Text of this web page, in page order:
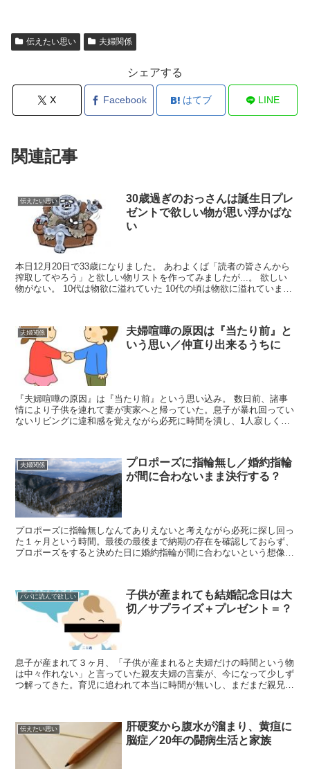
伝えたい思い 夫婦関係
シェアする
X Facebook はてブ LINE
関連記事
伝えたい思い
30歳過ぎのおっさんは誕生日プレ
ゼントで欲しい物が思い浮かばな
い
本日12月20日で33歳になりました。 あわよくば「読者の皆さんから
搾取してやろう」と欲しい物リストを作ってみましたが...。 欲しい
物がない。 10代は物欲に溢れていた 10代の頃は物欲に溢れていまし
夫婦関係
夫婦喧嘩の原因は『当たり前』と
いう思い／仲直り出来るうちに
『夫婦喧嘩の原因』は『当たり前』という思い込み。 数日前、諸事
情により子供を連れて妻が実家へと帰っていた。息子が暴れ回ってい
ないリビングに違和感を覚えながら必死に時間を潰し、1人寂しくお
夫婦関係
プロポーズに指輪無し／婚約指輪
が間に合わないまま決行する？
プロポーズに指輪無しなんてありえないと考えながら必死に探し回っ
た１ヶ月という時間。最後の最後まで納期の存在を確認しておらず、
プロポーズをすると決めた日に婚約指輪が間に合わないという想像も
パパに読んで欲しい
子供が産まれても結婚記念日は大
切／サプライズ＋プレゼント＝？
息子が産まれて３ヶ月、「子供が産まれると夫婦だけの時間という物
は中々作れない」と言っていた親友夫婦の言葉が、今になって少しず
つ解ってきた。育児に追われて本当に時間が無いし、まだまだ親兄姉
伝えたい思い
肝硬変から腹水が溜まり、黄疸に
脳症／20年の闘病生活と家族